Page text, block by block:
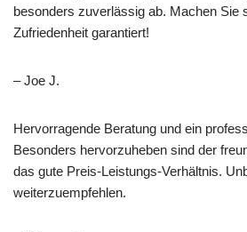
besonders zuverlässig ab. Machen Sie
Zufriedenheit garantiert!
– Joe J.
Hervorragende Beratung und ein
Besonders hervorzuheben sind der
das gute Preis-Leistungs-Verhältnis.
weiterzuempfehlen.